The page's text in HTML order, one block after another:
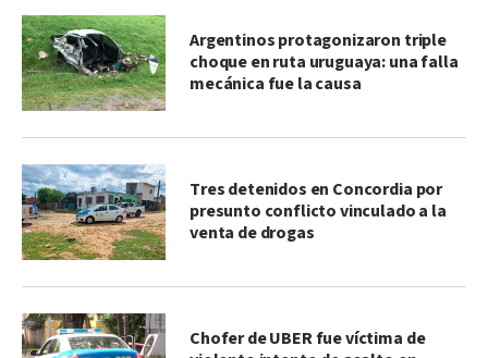
Argentinos protagonizaron triple
choque en ruta uruguaya: una falla
mecánica fue la causa
Tres detenidos en Concordia por
presunto conflicto vinculado a la
venta de drogas
Chofer de UBER fue víctima de